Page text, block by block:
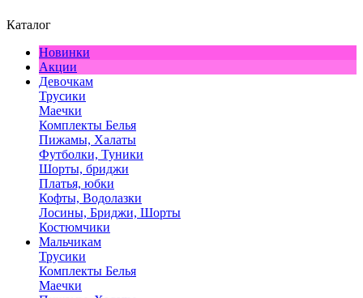
Каталог
Новинки
Акции
Девочкам
Трусики
Маечки
Комплекты Белья
Пижамы, Халаты
Футболки, Туники
Шорты, бриджи
Платья, юбки
Кофты, Водолазки
Лосины, Бриджи, Шорты
Костюмчики
Мальчикам
Трусики
Комплекты Белья
Маечки